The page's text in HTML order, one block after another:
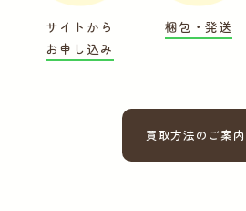
サイトから
お申し込み
梱包・発送
買取方法のご案内